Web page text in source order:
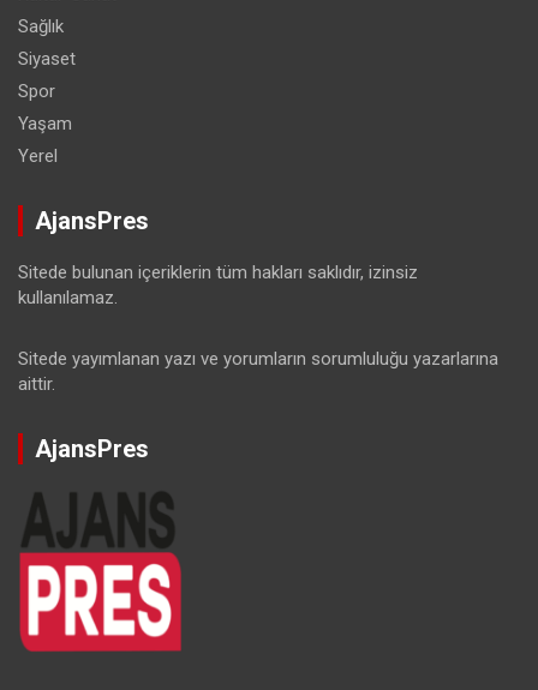
Sağlık
Siyaset
Spor
Yaşam
Yerel
AjansPres
Sitede bulunan içeriklerin tüm hakları saklıdır, izinsiz
kullanılamaz.
Sitede yayımlanan yazı ve yorumların sorumluluğu yazarlarına
aittir.
AjansPres